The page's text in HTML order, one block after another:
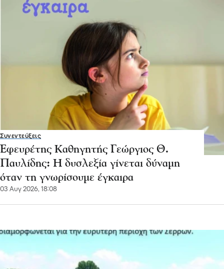
Συνεντεύξεις
Εφευρέτης Καθηγητής Γεώργιος Θ.
Παυλίδης: Η δυσλεξία γίνεται δύναμη
όταν τη γνωρίσουμε έγκαιρα
03 Αυγ 2026, 18:08